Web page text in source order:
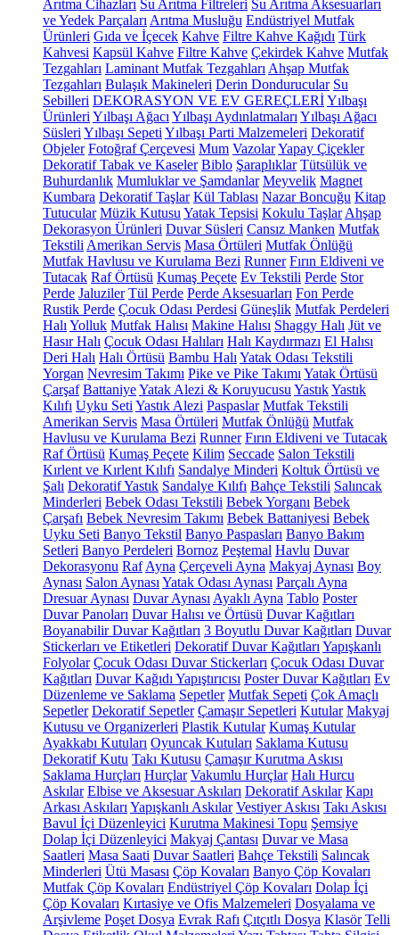
Arıtma Cihazları Su Arıtma Filtreleri Su Arıtma Aksesuarları
ve Yedek Parçaları Arıtma Musluğu Endüstriyel Mutfak
Ürünleri Gıda ve İçecek Kahve Filtre Kahve Kağıdı Türk
Kahvesi Kapsül Kahve Filtre Kahve Çekirdek Kahve Mutfak
Tezgahları Laminant Mutfak Tezgahları Ahşap Mutfak
Tezgahları Bulaşık Makineleri Derin Dondurucular Su
Sebilleri DEKORASYON VE EV GEREÇLERİYılbaşı
Ürünleri Yılbaşı Ağacı Yılbaşı Aydınlatmaları Yılbaşı Ağacı
Süsleri Yılbaşı Sepeti Yılbaşı Parti Malzemeleri Dekoratif
Objeler Fotoğraf Çerçevesi Mum VazolarYapay Çiçekler
Dekoratif Tabak ve Kaseler Biblo Şaraplıklar Tütsülük ve
Buhurdanlık Mumluklar ve Şamdanlar Meyvelik Magnet
Kumbara Dekoratif Taşlar Kül Tablası Nazar Boncuğu Kitap
Tutucular Müzik Kutusu Yatak Tepsisi Kokulu Taşlar Ahşap
Dekorasyon Ürünleri Duvar Süsleri Cansız Manken Mutfak
Tekstili Amerikan Servis Masa Örtüleri Mutfak Önlüğü
Mutfak Havlusu ve Kurulama Bezi Runner Fırın Eldiveni ve
Tutacak Raf Örtüsü Kumaş Peçete Ev Tekstili Perde Stor
Perde Jaluziler Tül Perde Perde Aksesuarları Fon Perde
Rustik Perde Çocuk Odası Perdesi Güneşlik Mutfak Perdeleri
Halı Yolluk Mutfak Halısı Makine Halısı Shaggy Halı Jüt ve
Hasır Halı Çocuk Odası Halıları Halı Kaydırmazı El Halısı
Deri Halı Halı Örtüsü Bambu Halı Yatak Odası Tekstili
Yorgan Nevresim Takımı Pike ve Pike Takımı Yatak Örtüsü
Çarşaf BattaniyeYatak Alezi & Koruyucusu YastıkYastık
Kılıfı Uyku Seti Yastık Alezi Paspaslar Mutfak Tekstili
Amerikan Servis Masa Örtüleri Mutfak Önlüğü Mutfak
Havlusu ve Kurulama Bezi Runner Fırın Eldiveni ve Tutacak
Raf Örtüsü Kumaş Peçete Kilim Seccade Salon Tekstili
Kırlent ve Kırlent Kılıfı Sandalye Minderi Koltuk Örtüsü ve
Şalı Dekoratif Yastık Sandalye Kılıfı Bahçe Tekstili Salıncak
Minderleri Bebek Odası Tekstili Bebek Yorganı Bebek
Çarşafı Bebek Nevresim Takımı Bebek Battaniyesi Bebek
Uyku Seti Banyo Tekstil Banyo Paspasları Banyo Bakım
Setleri Banyo Perdeleri Bornoz Peştemal Havlu Duvar
Dekorasyonu Raf Ayna Çerçeveli Ayna Makyaj Aynası Boy
Aynası Salon Aynası Yatak Odası Aynası Parçalı Ayna
Dresuar Aynası Duvar Aynası Ayaklı Ayna Tablo Poster
Duvar Panoları Duvar Halısı ve Örtüsü Duvar Kağıtları
Boyanabilir Duvar Kağıtları 3 Boyutlu Duvar Kağıtları Duvar
Stickerları ve Etiketleri Dekoratif Duvar Kağıtları Yapışkanlı
Folyolar Çocuk Odası Duvar Stickerları Çocuk Odası Duvar
Kağıtları Duvar Kağıdı Yapıştırıcısı Poster Duvar Kağıtları Ev
Düzenleme ve Saklama Sepetler Mutfak Sepeti Çok Amaçlı
Sepetler Dekoratif Sepetler Çamaşır Sepetleri Kutular Makyaj
Kutusu ve Organizerleri Plastik Kutular Kumaş Kutular
Ayakkabı Kutuları Oyuncak Kutuları Saklama Kutusu
Dekoratif Kutu Takı Kutusu Çamaşır Kurutma Askısı
Saklama Hurçları Hurçlar Vakumlu Hurçlar Halı Hurcu
Askılar Elbise ve Aksesuar Askıları Dekoratif Askılar Kapı
Arkası Askıları Yapışkanlı Askılar Vestiyer Askısı Takı Askısı
Bavul İçi Düzenleyici Kurutma Makinesi Topu Şemsiye
Dolap İçi Düzenleyici Makyaj Çantası Duvar ve Masa
Saatleri Masa Saati Duvar Saatleri Bahçe Tekstili Salıncak
Minderleri Ütü Masası Çöp Kovaları Banyo Çöp Kovaları
Mutfak Çöp Kovaları Endüstriyel Çöp Kovaları Dolap İçi
Çöp Kovaları Kırtasiye ve Ofis Malzemeleri Dosyalama ve
Arşivleme Poşet Dosya Evrak Rafı Çıtçıtlı Dosya Klasör Telli